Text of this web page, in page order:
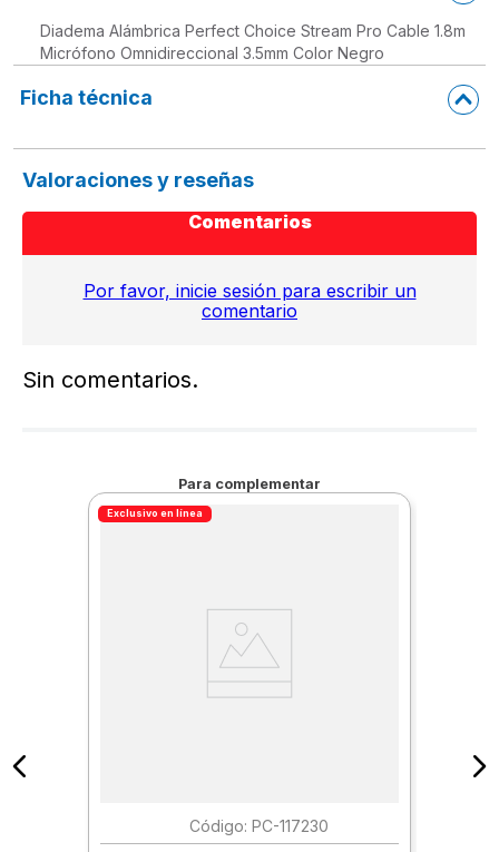
Diadema Alámbrica Perfect Choice Stream Pro Cable 1.8m
Micrófono Omnidireccional 3.5mm Color Negro
Ficha técnica
Valoraciones y reseñas
Comentarios
Por favor, inicie sesión para escribir un
comentario
Sin comentarios.
Para complementar
Exclusivo en línea
: PC-117230